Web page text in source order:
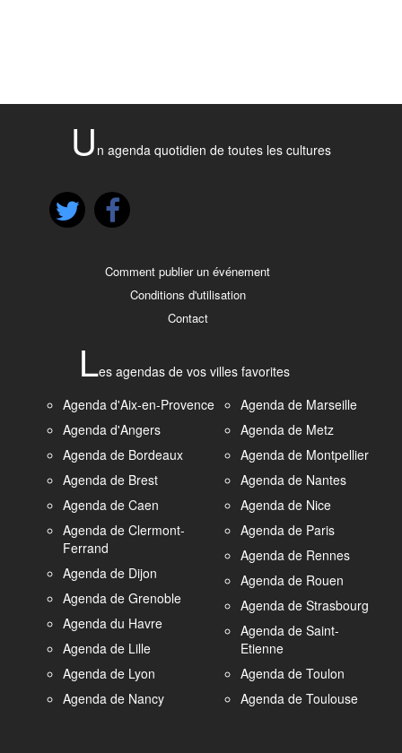
U n agenda quotidien de toutes les cultures
Comment publier un événement
Conditions d'utilisation
Contact
Les agendas de vos villes favorites
Agenda d'Aix-en-Provence
Agenda d'Angers
Agenda de Bordeaux
Agenda de Brest
Agenda de Caen
Agenda de Clermont-
Ferrand
Agenda de Dijon
Agenda de Grenoble
Agenda du Havre
Agenda de Lille
Agenda de Lyon
Agenda de Nancy
Agenda de Marseille
Agenda de Metz
Agenda de Montpellier
Agenda de Nantes
Agenda de Nice
Agenda de Paris
Agenda de Rennes
Agenda de Rouen
Agenda de Strasbourg
Agenda de Saint-
Etienne
Agenda de Toulon
Agenda de Toulouse